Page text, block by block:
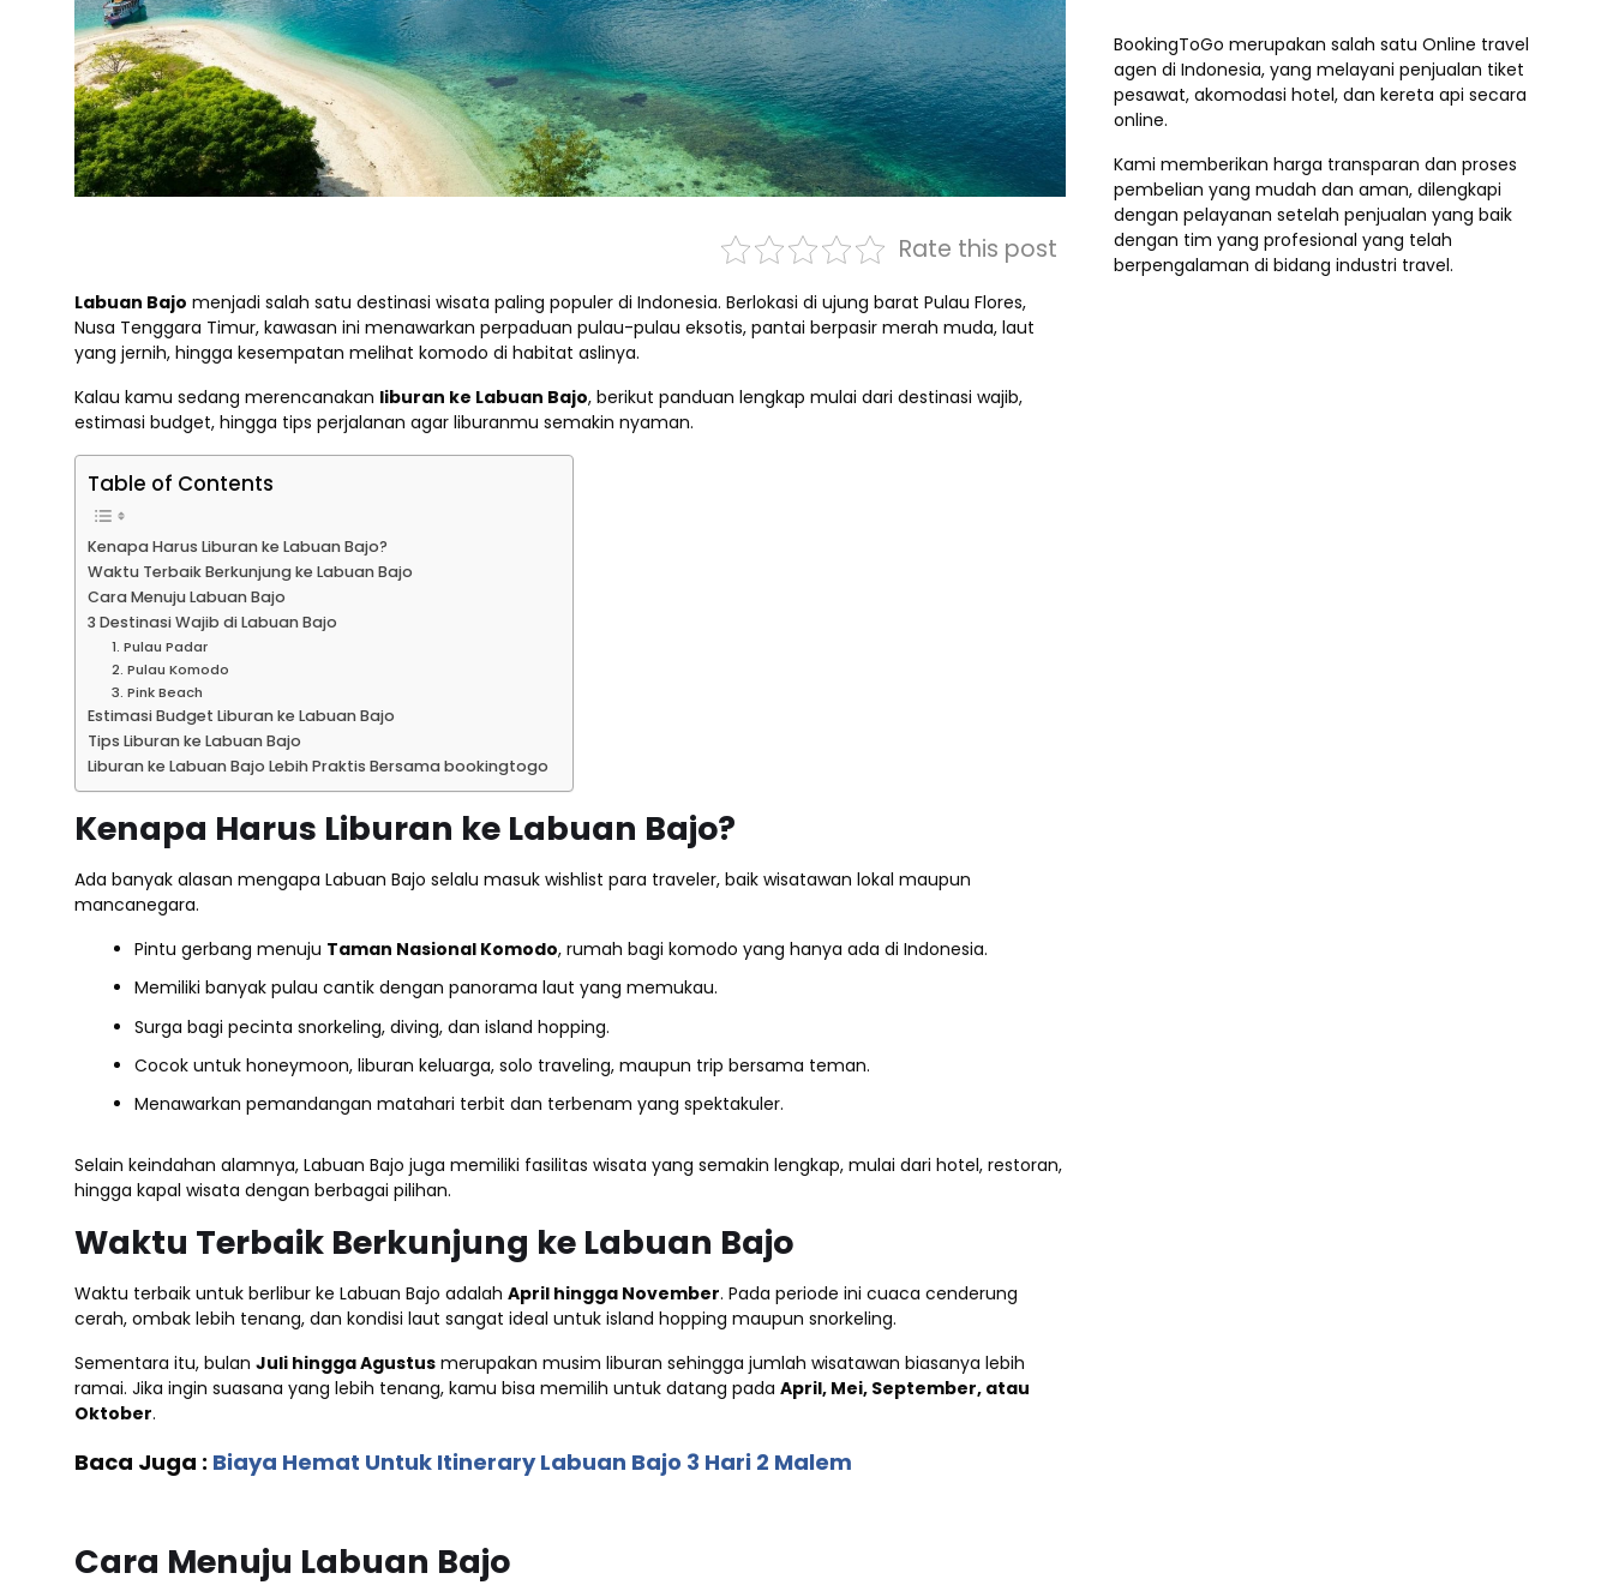
Rate this post
Labuan Bajo menjadi salah satu destinasi wisata paling populer di Indonesia. Berlokasi di ujung barat Pulau Flores,
Nusa Tenggara Timur, kawasan ini menawarkan perpaduan pulau-pulau eksotis, pantai berpasir merah muda, laut
yang jernih, hingga kesempatan melihat komodo di habitat aslinya.
Kalau kamu sedang merencanakan liburan ke Labuan Bajo, berikut panduan lengkap mulai dari destinasi wajib,
estimasi budget, hingga tips perjalanan agar liburanmu semakin nyaman.
Table of Contents
Kenapa Harus Liburan ke Labuan Bajo?
Waktu Terbaik Berkunjung ke Labuan Bajo
Cara Menuju Labuan Bajo
3 Destinasi Wajib di Labuan Bajo
1. Pulau Padar
2. Pulau Komodo
3. Pink Beach
Estimasi Budget Liburan ke Labuan Bajo
Tips Liburan ke Labuan Bajo
Liburan ke Labuan Bajo Lebih Praktis Bersama bookingtogo
Kenapa Harus Liburan ke Labuan Bajo?
Ada banyak alasan mengapa Labuan Bajo selalu masuk wishlist para traveler, baik wisatawan lokal maupun
mancanegara.
Pintu gerbang menuju Taman Nasional Komodo, rumah bagi komodo yang hanya ada di Indonesia.
Memiliki banyak pulau cantik dengan panorama laut yang memukau.
Surga bagi pecinta snorkeling, diving, dan island hopping.
Cocok untuk honeymoon, liburan keluarga, solo traveling, maupun trip bersama teman.
Menawarkan pemandangan matahari terbit dan terbenam yang spektakuler.
Selain keindahan alamnya, Labuan Bajo juga memiliki fasilitas wisata yang semakin lengkap, mulai dari hotel, restoran,
hingga kapal wisata dengan berbagai pilihan.
Waktu Terbaik Berkunjung ke Labuan Bajo
Waktu terbaik untuk berlibur ke Labuan Bajo adalah April hingga November. Pada periode ini cuaca cenderung
cerah, ombak lebih tenang, dan kondisi laut sangat ideal untuk island hopping maupun snorkeling.
Sementara itu, bulan Juli hingga Agustus merupakan musim liburan sehingga jumlah wisatawan biasanya lebih
ramai. Jika ingin suasana yang lebih tenang, kamu bisa memilih untuk datang pada April, Mei, September, atau
Oktober.
Baca Juga : Biaya Hemat Untuk Itinerary Labuan Bajo 3 Hari 2 Malem
Cara Menuju Labuan Bajo
BookingToGo merupakan salah satu Online travel
agen di Indonesia, yang melayani penjualan tiket
pesawat, akomodasi hotel, dan kereta api secara
online.
Kami memberikan harga transparan dan proses
pembelian yang mudah dan aman, dilengkapi
dengan pelayanan setelah penjualan yang baik
dengan tim yang profesional yang telah
berpengalaman di bidang industri travel.